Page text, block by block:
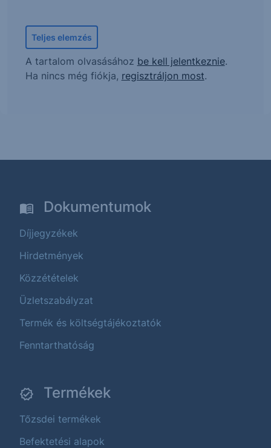
Teljes elemzés
A tartalom olvasásához be kell jelentkeznie.
Ha nincs még fiókja, regisztráljon most.
Dokumentumok
Díjjegyzékek
Hirdetmények
Közzétételek
Üzletszabályzat
Termék és költségtájékoztatók
Fenntarthatóság
Termékek
Tőzsdei termékek
Befektetési alapok